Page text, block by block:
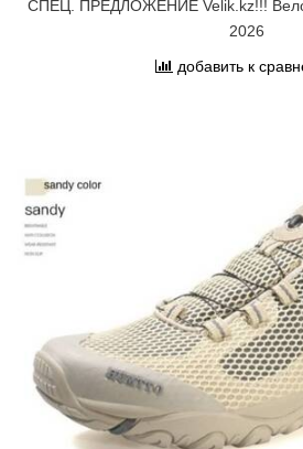
СПЕЦ. ПРЕДЛОЖЕНИЕ Velik.kz!!!
2026
добавить к